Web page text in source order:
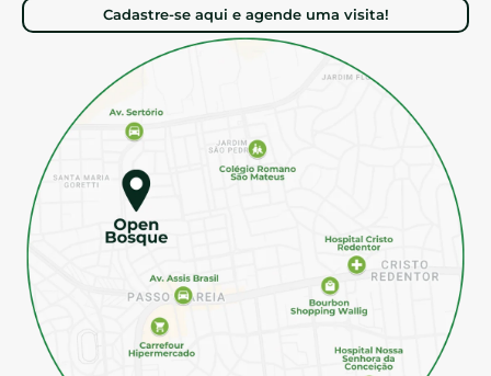
Cadastre-se aqui e agende uma visita!